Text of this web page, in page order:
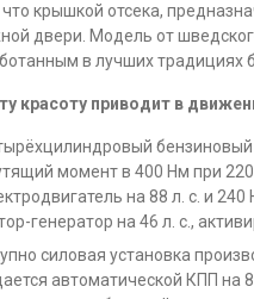
крышкой отсека,
двери. Модель от
в лучших
красоту приводит в
момент в 400 Нм при
на 88 л. с. и 240
генератор на 46 л. с.,
силовая установка
автоматической КПП на